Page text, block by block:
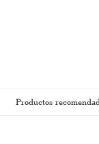
Productos